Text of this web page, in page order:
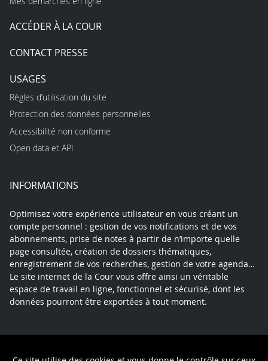
ACCÉDER À LA COUR
CONTACT PRESSE
USAGES
Règles d’utilisation du site
Protection des données personnelles
Accessibilité non conforme
Open data et API
INFORMATIONS
Optimisez votre expérience utilisateur en vous créant un
compte personnel : gestion de vos notifications et de vos
abonnements, prise de notes à partir de n’importe quelle
page consultée, création de dossiers thématiques,
enregistrement de vos recherches, gestion de votre agenda…
Le site internet de la Cour vous offre ainsi un véritable
espace de travail en ligne, fonctionnel et sécurisé, dont les
données pourront être exportées à tout moment.